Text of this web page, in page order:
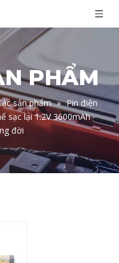
PHẨM
sản phẩm » Pin điện
sạc lại 1.2V 3600mAh
đời